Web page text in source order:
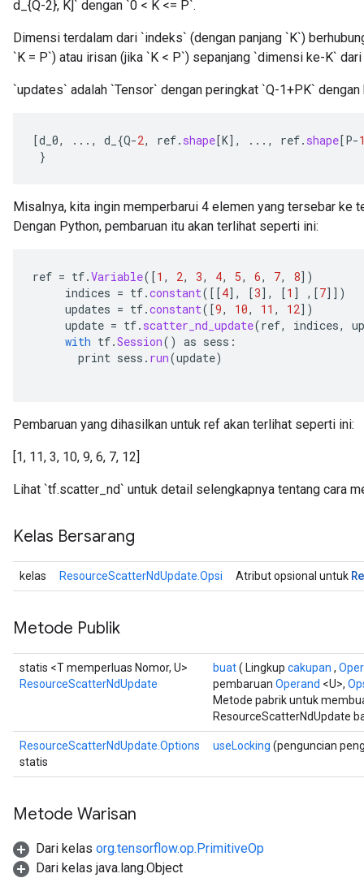
d_{Q-2}, K]` dengan `0 < K <= P`.
Dimensi terdalam dari `indeks` (dengan panjang `K`)
`K = P`) atau irisan (jika `K < P`) sepanjang `dimensi ke-K`
`updates` adalah `Tensor` dengan peringkat `Q-1+PK` dengan
[d_0, ..., d_ {Q-2, ref. shape[K] , ..., ref. shape[P-
}
Misalnya, kita ingin memperbarui 4 elemen yang tersebar ke
Dengan Python, pembaruan itu akan terlihat seperti ini:
ref = tf.Variable( [1 , 2, 3, 4, 5, 6, 7, 8] )
indices = tf.constant( [[4] , [3] , [1 ] , [7]] )
updates = tf.constant( [9, 10, 11 , 12] )
update = tf. scatter_nd_update(ref, indices,
with tf.Session() as sess :
print sess . run(update)
Pembaruan yang dihasilkan untuk ref akan terlihat seperti ini:
[1, 11, 3, 10, 9, 6, 7, 12]
Lihat `tf.scatter_nd` untuk detail selengkapnya tentang cara
Kelas Bersarang
kelas ResourceScatterNdUpdate.Opsi Atribut opsional untuk
Metode Publik
statis <T memperluas Nomor, U>
ResourceScatterNdUpdate
buat( Lingkup cakupan ,
pembaruan Operand <U>,
Metode pabrik untuk
ResourceScatterNdUpdate
ResourceScatterNdUpdate.Options
statis
useLocking (penguncian
Metode Warisan
Dari kelas org.tensorflow.op.PrimitiveOp
Dari kelas java.lang.Object